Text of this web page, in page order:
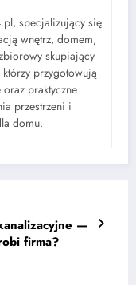
specjalizujący się
wnętrz, domem,
skupiający
przygotowują
praktyczne
przestrzeni i
domu.
—
firma?